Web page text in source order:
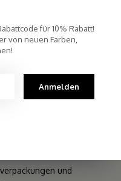
und
für 10% Rabatt!
von neuen Farben,
Anmelden